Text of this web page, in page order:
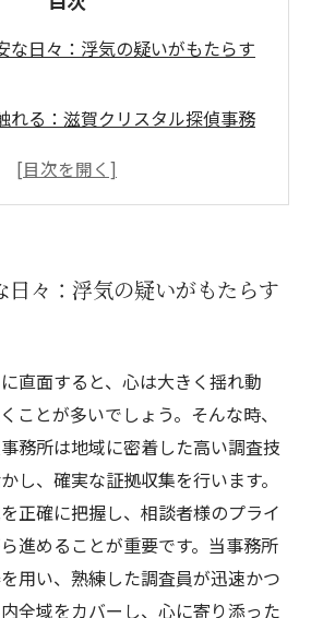
な日々：浮気の疑いがもたらす
れる：滋賀クリスタル探偵事務
：確実な浮気調査で得られる安
制
その後：滋賀県で新たな一歩
タル探偵事務所が選ばれるの
強みと実績
あなたへ：安心できる専門機関
イント
日々：浮気の疑いがもたらす
直面すると、心は大きく揺れ動
ことが多いでしょう。そんな時、
務所は地域に密着した高い調査技
し、確実な証拠収集を行います。
正確に把握し、相談者様のプライ
進めることが重要です。当事務所
用い、熟練した調査員が迅速かつ
全域をカバーし、心に寄り添った